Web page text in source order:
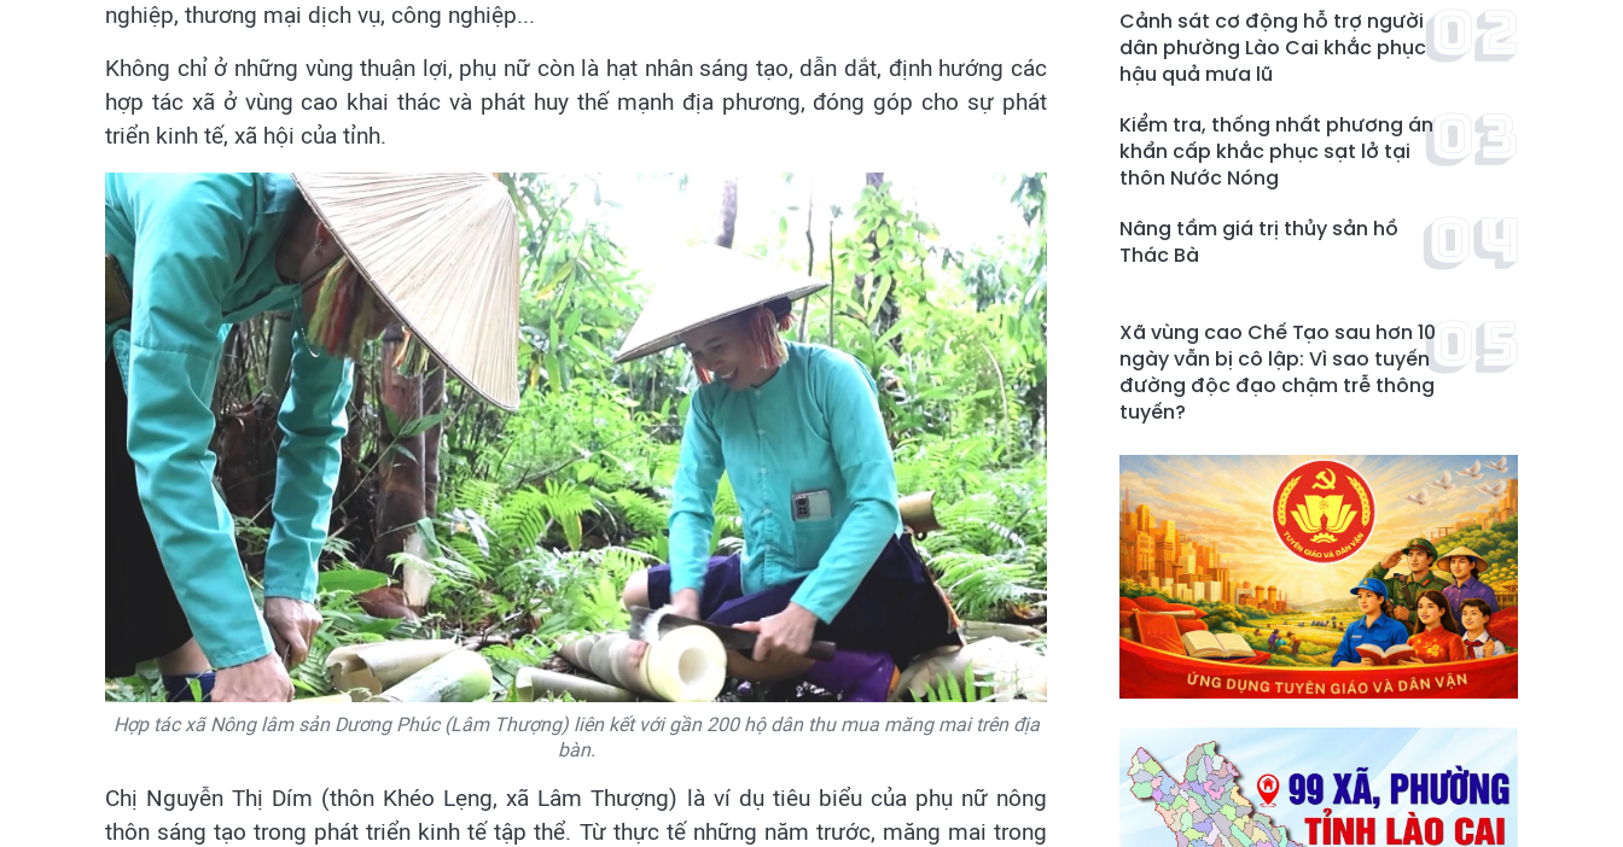
nghiệp, thương mại dịch vụ, công nghiệp...
Không chỉ ở những vùng thuận lợi, phụ nữ còn là hạt nhân sáng tạo, dẫn dắt, định hướng các
hợp tác xã ở vùng cao khai thác và phát huy thế mạnh địa phương, đóng góp cho sự phát
triển kinh tế, xã hội của tỉnh.
Hợp tác xã Nông lâm sản Dương Phúc (Lâm Thượng) liên kết với gần 200 hộ dân thu mua măng mai trên địa
bàn.
Chị Nguyễn Thị Dím (thôn Khéo Lẹng, xã Lâm Thượng) là ví dụ tiêu biểu của phụ nữ nông
thôn sáng tạo trong phát triển kinh tế tập thể. Từ thực tế những năm trước, măng mai trong
Cảnh sát cơ động hỗ trợ người
dân phường Lào Cai khắc phục
hậu quả mưa lũ
Kiểm tra, thống nhất phương án
khẩn cấp khắc phục sạt lở tại
thôn Nước Nóng
Nâng tầm giá trị thủy sản hồ
Thác Bà
Xã vùng cao Chế Tạo sau hơn 10
ngày vẫn bị cô lập: Vì sao tuyến
đường độc đạo chậm trễ thông
tuyến?